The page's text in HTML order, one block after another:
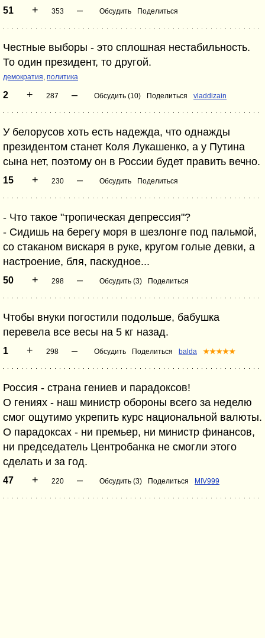
51 + 353 – Обсудить Поделиться
Честные выборы - это сплошная нестабильность.
То один президент, то другой.
демократия, политика
2 + 287 – Обсудить (10) Поделиться vladdizain
У белорусов хоть есть надежда, что однажды
президентом станет Коля Лукашенко, а у Путина
сына нет, поэтому он в России будет править вечно.
15 + 230 – Обсудить Поделиться
- Что такое "тропическая депрессия"?
- Сидишь на берегу моря в шезлонге под пальмой,
со стаканом вискаря в руке, кругом голые девки, а
настроение, бля, паскудное...
50 + 298 – Обсудить (3) Поделиться
Чтобы внуки погостили подольше, бабушка
перевела все весы на 5 кг назад.
1 + 298 – Обсудить Поделиться balda ★★★★★
Россия - страна гениев и парадоксов!
О гениях - наш министр обороны всего за неделю
смог ощутимо укрепить курс национальной валюты.
О парадоксах - ни премьер, ни министр финансов,
ни председатель Центробанка не смогли этого
сделать и за год.
47 + 220 – Обсудить (3) Поделиться MIV999